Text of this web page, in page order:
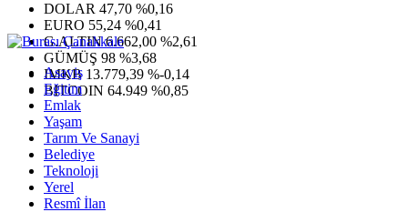
DOLAR 47,70 %0,16
EURO 55,24 %0,41
G.ALTIN6.662,00 %2,61
GÜMÜŞ 98 %3,68
IMKB 13.779,39 %-0,14
BITCOIN 64.949 %0,85
Asayiş
Eğitim
Emlak
Yaşam
Tarım Ve Sanayi
Belediye
Teknoloji
Yerel
Resmî İlan